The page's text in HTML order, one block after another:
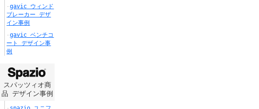
gavic ウィンド
ブレーカー デザ
イン事例
gavic ベンチコ
ート デザイン事
例
スパッツィオ商
品 デザイン事例